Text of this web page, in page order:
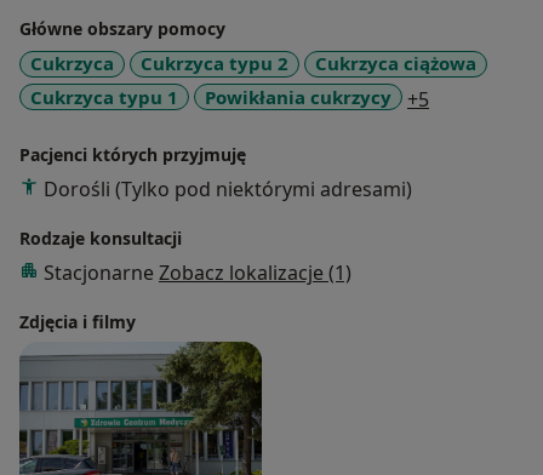
Główne obszary pomocy
Cukrzyca Cukrzyca typu 2
Cukrzyca ciążowa
Cukrzyca typu 1
Powikłania cukrzycy +5
Pacjenci których przyjmuję
Dorośli (Tylko pod niektórymi adresami)
Rodzaje konsultacji
Stacjonarne Zobacz lokalizacje (1)
Zdjęcia i filmy